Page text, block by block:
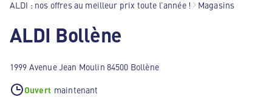
ALDI : nos offres au meilleur prix toute l’année ! Magasins
ALDI Bollène
1999 Avenue Jean Moulin 84500 Bollène
Ouvert maintenant